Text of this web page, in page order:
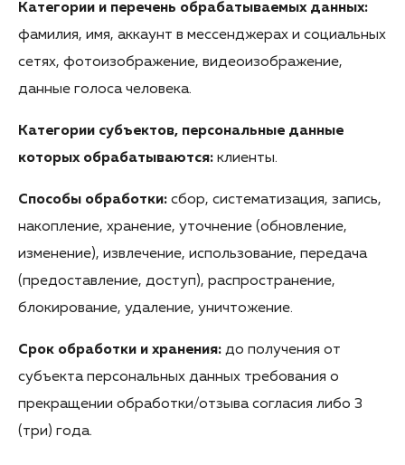
Категории и перечень обрабатываемых данных:
фамилия, имя, аккаунт в мессенджерах и социальных
сетях, фотоизображение, видеоизображение,
данные голоса человека.
Категории субъектов, персональные данные
которых обрабатываются: клиенты.
Способы обработки: сбор, систематизация, запись,
накопление, хранение, уточнение (обновление,
изменение), извлечение, использование, передача
(предоставление, доступ), распространение,
блокирование, удаление, уничтожение.
Срок обработки и хранения: до получения от
субъекта персональных данных требования о
прекращении обработки/отзыва согласия либо 3
(три) года.